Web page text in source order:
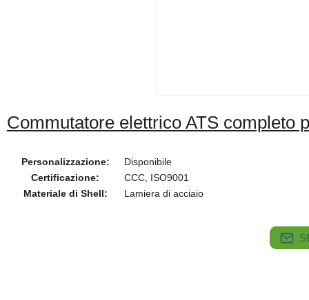
Commutatore elettrico ATS completo
Personalizzazione:
Disponibile
Certificazione:
CCC, ISO9001
Materiale di Shell:
Lamiera di acciaio